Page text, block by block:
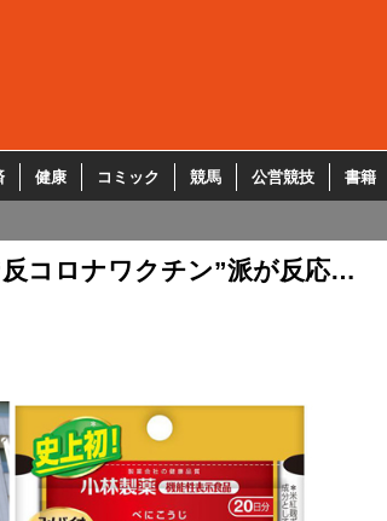
健康 コミック 競馬 公営競技 書籍
コロナワクチン”派が反応…